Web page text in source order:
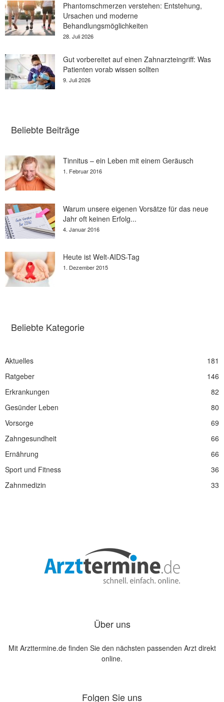
Phantomschmerzen verstehen: Entstehung,
Ursachen und moderne
Behandlungsmöglichkeiten
28. Juli 2026
Gut vorbereitet auf einen Zahnarzteingriff: Was
Patienten vorab wissen sollten
9. Juli 2026
Beliebte Beiträge
Tinnitus – ein Leben mit einem Geräusch
1. Februar 2016
Warum unsere eigenen Vorsätze für das neue
Jahr oft keinen Erfolg...
4. Januar 2016
Heute ist Welt-AIDS-Tag
1. Dezember 2015
Beliebte Kategorie
Aktuelles
181
Ratgeber
146
Erkrankungen
82
Gesünder Leben
80
Vorsorge
69
Zahngesundheit
66
Ernährung
66
Sport und Fitness
36
Zahnmedizin
33
Über uns
Mit Arzttermine.de finden Sie den nächsten passenden Arzt direkt
online.
Folgen Sie uns